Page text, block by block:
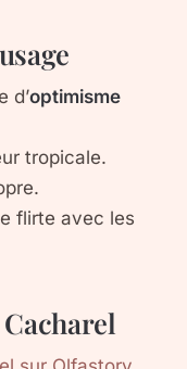
d’optimisme
tropicale.
flirte avec les